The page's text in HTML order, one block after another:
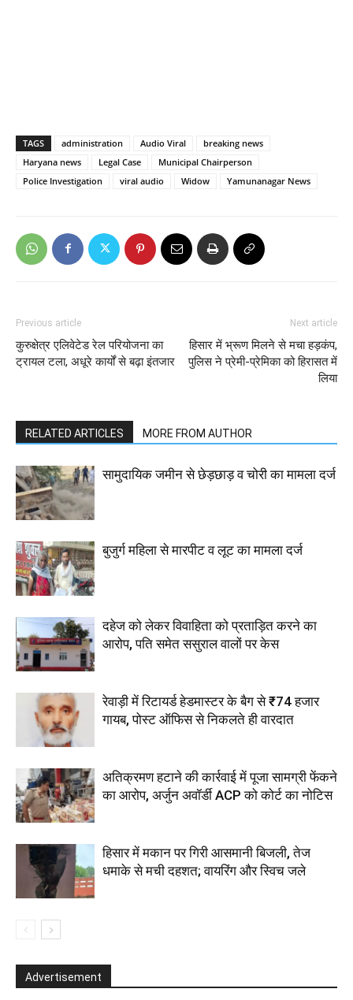
TAGS administration Audio Viral
breaking news
Haryana news
Legal Case
Municipal Chairperson
Police Investigation
viral audio Widow Yamunanagar News
Previous article
कुरुक्षेत्र एलिवेटेड रेल परियोजना का
ट्रायल टला, अधूरे कार्यों से बढ़ा इंतजार
Next article
हिसार में भ्रूण मिलने से मचा हड़कंप,
पुलिस ने प्रेमी-प्रेमिका को हिरासत में
लिया
RELATED ARTICLES MORE FROM AUTHOR
सामुदायिक जमीन से छेड़छाड़ व चोरी का मामला दर्ज
बुजुर्ग महिला से मारपीट व लूट का मामला दर्ज
दहेज को लेकर विवाहिता को प्रताड़ित करने का
आरोप, पति समेत ससुराल वालों पर केस
रेवाड़ी में रिटायर्ड हेडमास्टर के बैग से ₹74 हजार
गायब, पोस्ट ऑफिस से निकलते ही वारदात
अतिक्रमण हटाने की कार्रवाई में पूजा सामग्री फेंकने
का आरोप, अर्जुन अवॉर्डी ACP को कोर्ट का नोटिस
हिसार में मकान पर गिरी आसमानी बिजली, तेज
धमाके से मची दहशत; वायरिंग और स्विच जले
Advertisement